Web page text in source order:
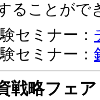
ることがで
セミナー：
セミナー：
戦略フェ